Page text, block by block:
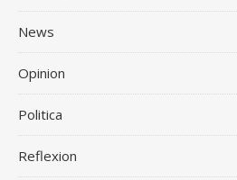
News
Opinion
Politica
Reflexion